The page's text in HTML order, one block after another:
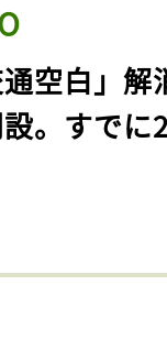
通空白」解
。すでに